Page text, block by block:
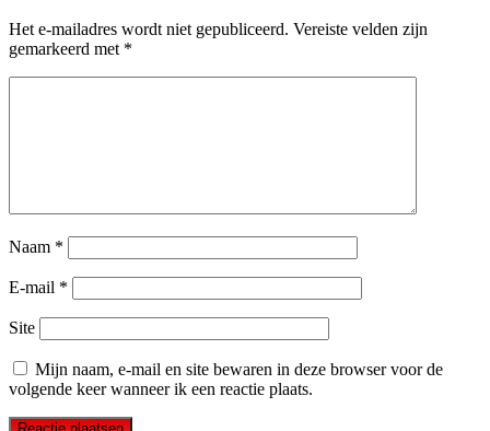
Het e-mailadres wordt niet gepubliceerd. Vereiste velden zijn
gemarkeerd met *
Naam *
E-mail *
Site
Mijn naam, e-mail en site bewaren in deze browser voor de
volgende keer wanneer ik een reactie plaats.